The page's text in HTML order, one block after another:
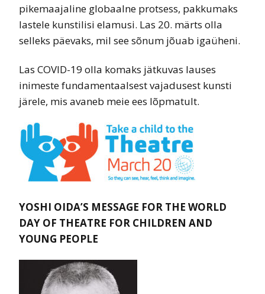
pikemaajaline globaalne protsess, pakkumaks
lastele kunstilisi elamusi. Las 20. märts olla
selleks päevaks, mil see sõnum jõuab igaüheni.
Las COVID-19 olla komaks jätkuvas lauses
inimeste fundamentaalsest vajadusest kunsti
järele, mis avaneb meie ees lõpmatult.
YOSHI OIDA’S MESSAGE FOR THE WORLD
DAY OF THEATRE FOR CHILDREN AND
YOUNG PEOPLE